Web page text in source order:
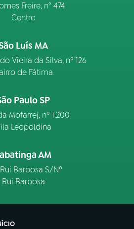
Freire, n° 474
Centro
Luís MA
Vieira da Silva, nº 126
de Fátima
Paulo SP
Mofarrej, nº 1.200
Leopoldina
AM
Barbosa S/Nº
Rui Barbosa